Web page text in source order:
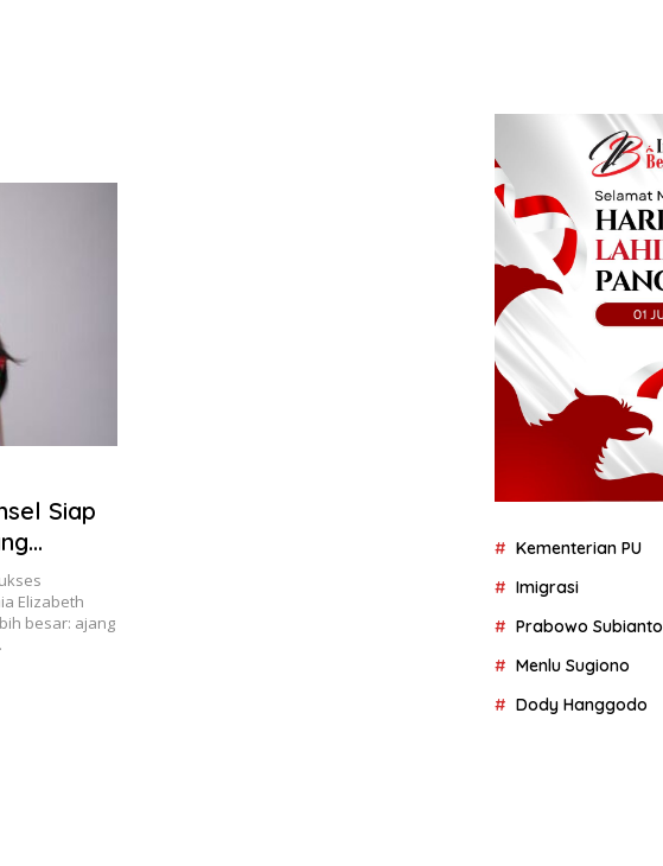
Siap
Elіzаbеth
bеѕаr: аjаng
Kementerian PU
Imigrasi
Prabowo Subianto
Menlu Sugiono
Dody Hanggodo